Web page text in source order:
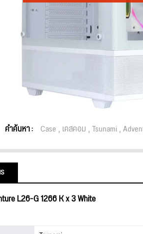
คำค้นหา : Case เคสคอม Tsunami
L26-G 1266 K x 3 White